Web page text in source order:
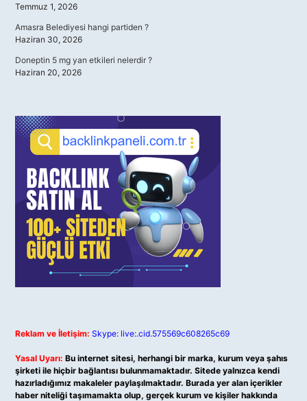
Temmuz 1, 2026
Amasra Belediyesi hangi partiden ?
Haziran 30, 2026
Doneptin 5 mg yan etkileri nelerdir ?
Haziran 20, 2026
Reklam ve İletişim: Skype: live:.cid.575569c608265c69
Yasal Uyarı: Bu internet sitesi, herhangi bir marka, kurum veya şahıs
şirketi ile hiçbir bağlantısı bulunmamaktadır. Sitede yalnızca kendi
hazırladığımız makaleler paylaşılmaktadır. Burada yer alan içerikler
haber niteliği taşımamakta olup, gerçek kurum ve kişiler hakkında